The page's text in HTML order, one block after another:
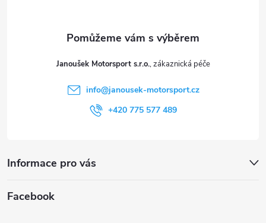
Janoušek Motorsport s.r.o.
info@janousek-motorsport.cz
+420 775 577 489
Informace pro vás
Facebook